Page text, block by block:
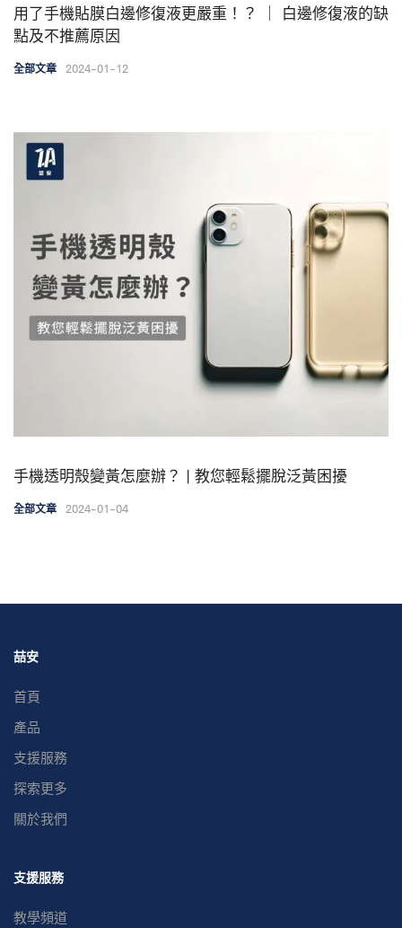
用了手機貼膜白邊修復液更嚴重！？ ｜ 白邊修復液的缺
點及不推薦原因
全部文章 2024-01-12
手機透明殼變黃怎麼辦？ | 教您輕鬆擺脫泛黃困擾
全部文章 2024-01-04
喆安
首頁
產品
支援服務
探索更多
關於我們
支援服務
教學頻道